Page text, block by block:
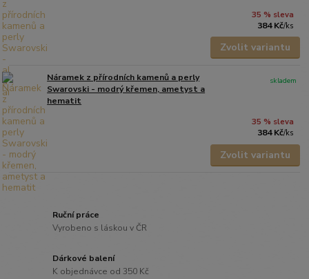
35 % sleva
384 Kč/ks
Zvolit variantu
Náramek z přírodních kamenů a perly
Swarovski - modrý křemen, ametyst a
hematit
35 % sleva
384 Kč/ks
skladem
Zvolit variantu
Ruční práce
Vyrobeno s láskou v ČR
Dárkové balení
K objednávce od 350 Kč